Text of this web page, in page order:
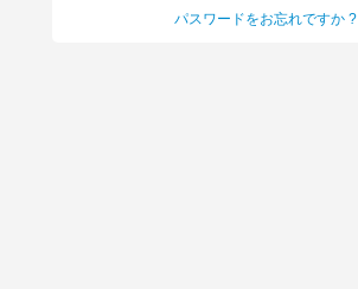
パスワードをお忘れですか ?